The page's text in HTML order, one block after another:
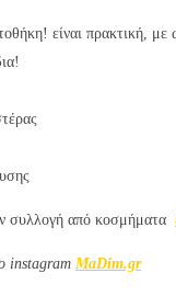
είναι πρακτική, με
συλλογή από κοσμήματα
instagram MaDim.gr